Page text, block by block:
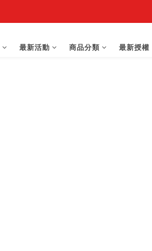
最新活動 商品分類 最新授權